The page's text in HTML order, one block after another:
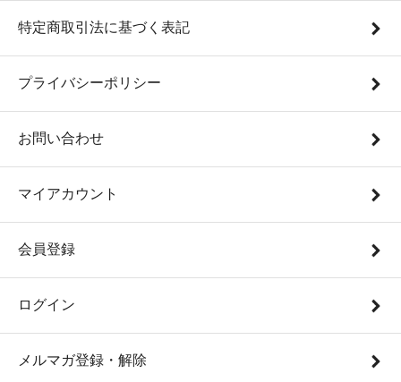
特定商取引法に基づく表記
プライバシーポリシー
お問い合わせ
マイアカウント
会員登録
ログイン
メルマガ登録・解除